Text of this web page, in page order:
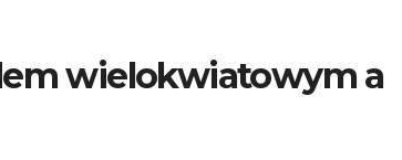
wielokwiatowym a